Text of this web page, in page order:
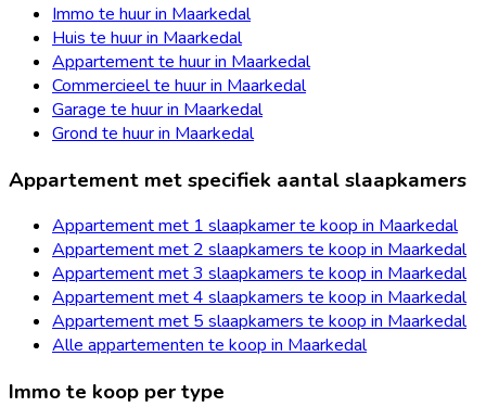
Immo te huur in Maarkedal
Huis te huur in Maarkedal
Appartement te huur in Maarkedal
Commercieel te huur in Maarkedal
Garage te huur in Maarkedal
Grond te huur in Maarkedal
Appartement met specifiek aantal slaapkamers
Appartement met 1 slaapkamer te koop in Maarkedal
Appartement met 2 slaapkamers te koop in Maarkedal
Appartement met 3 slaapkamers te koop in Maarkedal
Appartement met 4 slaapkamers te koop in Maarkedal
Appartement met 5 slaapkamers te koop in Maarkedal
Alle appartementen te koop in Maarkedal
Immo te koop per type